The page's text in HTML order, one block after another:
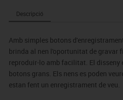
Descripció
Amb simples botons
brinda al nen l'oportunitat de gravar
reproduir-lo amb facilitat. El disseny
botons grans. Els nens es poden
estan fent un enregistrament de veu.